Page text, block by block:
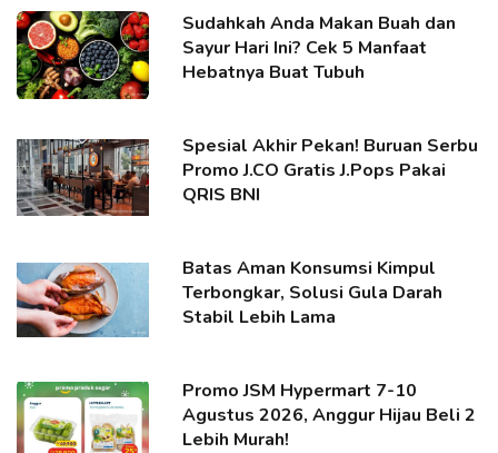
Sudahkah Anda Makan Buah dan
Sayur Hari Ini? Cek 5 Manfaat
Hebatnya Buat Tubuh
Spesial Akhir Pekan! Buruan Serbu
Promo J.CO Gratis J.Pops Pakai
QRIS BNI
Batas Aman Konsumsi Kimpul
Terbongkar, Solusi Gula Darah
Stabil Lebih Lama
Promo JSM Hypermart 7-10
Agustus 2026, Anggur Hijau Beli 2
Lebih Murah!